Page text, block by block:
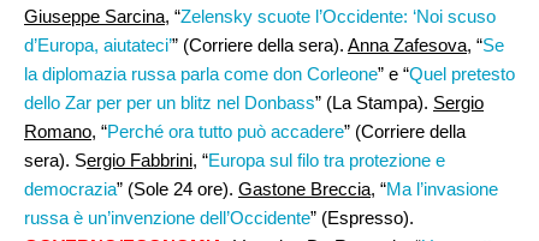
Giuseppe Sarcina, “Zelensky scuote l’Occidente: ‘Noi scuso
d’Europa, aiutateci’” (Corriere della sera). Anna Zafesova, “Se
la diplomazia russa parla come don Corleone” e “Quel pretesto
dello Zar per per un blitz nel Donbass” (La Stampa). Sergio
Romano, “Perché ora tutto può accadere” (Corriere della
sera). Sergio Fabbrini, “Europa sul filo tra protezione e
democrazia” (Sole 24 ore). Gastone Breccia, “Ma l’invasione
russa è un’invenzione dell’Occidente” (Espresso).